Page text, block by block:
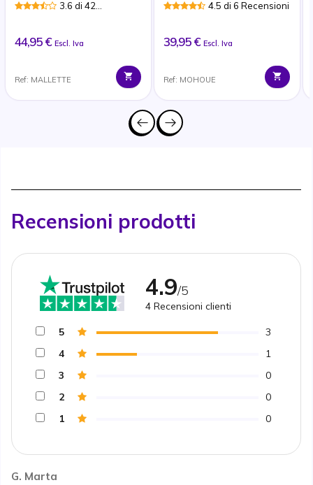
3.6 di 42
44,95 € Escl. Iva
Ref: MALLETTE
4.5 di 6 Recensioni
39,95 € Escl. Iva
Ref: MOHOUE
Recensioni prodotti
G. Marta
4.9/5
4 Recensioni clienti
5
3
4
1
3
0
2
0
1
0